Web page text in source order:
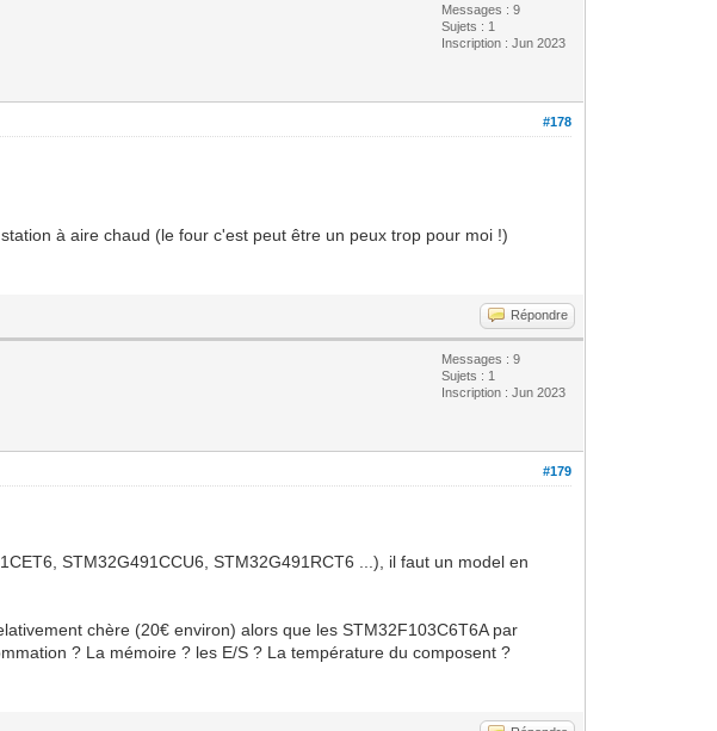
Messages : 9
Sujets : 1
Inscription : Jun 2023
#178
à aire chaud (le four c'est peut être un peux trop pour moi !)
Répondre
Messages : 9
Sujets : 1
Inscription : Jun 2023
#179
STM32G491CCU6, STM32G491RCT6 ...), il faut un model en
chère (20€ environ) alors que les STM32F103C6T6A par
? La mémoire ? les E/S ? La température du composent ?